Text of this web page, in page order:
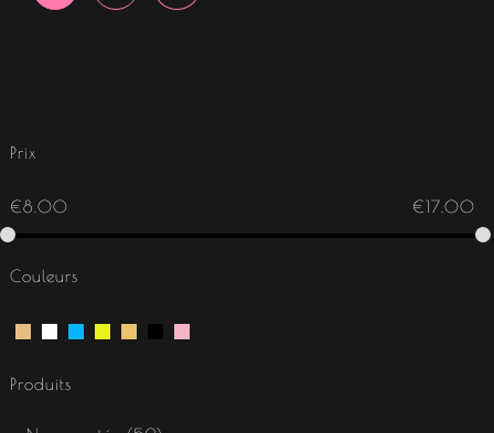
Prix
€8.00 €17.00
Couleurs
Produits